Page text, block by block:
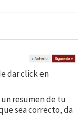
dar click en
resumen de tu
sea correcto, da